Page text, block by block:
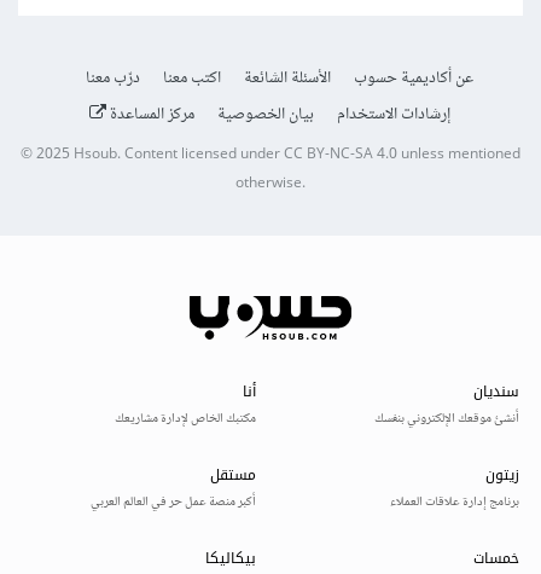
عن أكاديمية حسوب الأسئلة الشائعة اكتب معنا
درّب معنا
إرشادات الاستخدام
بيان الخصوصية مركز المساعدة
© 2025Hsoub.Content licensed underCC BY-NC-SA 4.0unless mentioned
otherwise.